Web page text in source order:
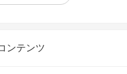
ンテンツ